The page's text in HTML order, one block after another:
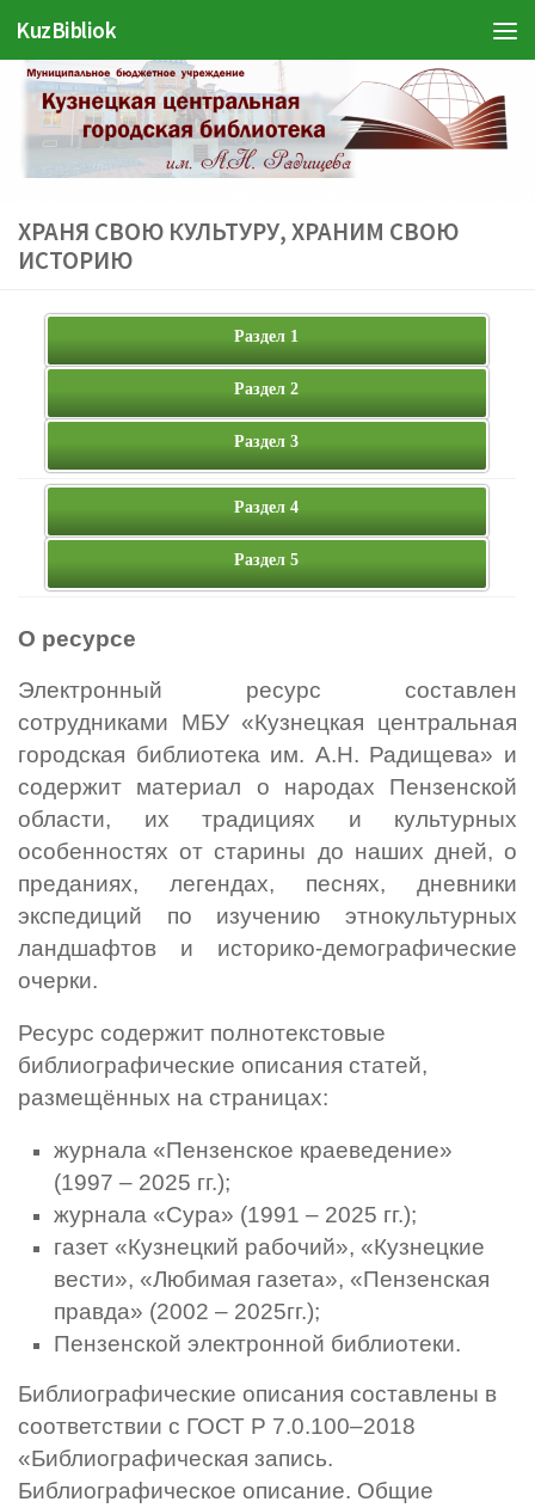
Перейти к содержимому
KuzBibliok
ХРАНЯ СВОЮ КУЛЬТУРУ, ХРАНИМ СВОЮ
ИСТОРИЮ
Раздел 1
Раздел 2
Раздел 3
Раздел 4
Раздел 5
О ресурсе
Электронный ресурс составлен
сотрудниками МБУ «Кузнецкая центральная
городская библиотека им. А.Н. Радищева» и
содержит материал о народах Пензенской
области, их традициях и культурных
особенностях от старины до наших дней, о
преданиях, легендах, песнях, дневники
экспедиций по изучению этнокультурных
ландшафтов и историко-демографические
очерки.
Ресурс содержит полнотекстовые
библиографические описания статей,
размещённых на страницах:
журнала «Пензенское краеведение»
(1997 – 2025 гг.);
журнала «Сура» (1991 – 2025 гг.);
газет «Кузнецкий рабочий», «Кузнецкие
вести», «Любимая газета», «Пензенская
правда» (2002 – 2025гг.);
Пензенской электронной библиотеки.
Библиографические описания составлены в
соответствии с ГОСТ Р 7.0.100–2018
«Библиографическая запись.
Библиографическое описание. Общие